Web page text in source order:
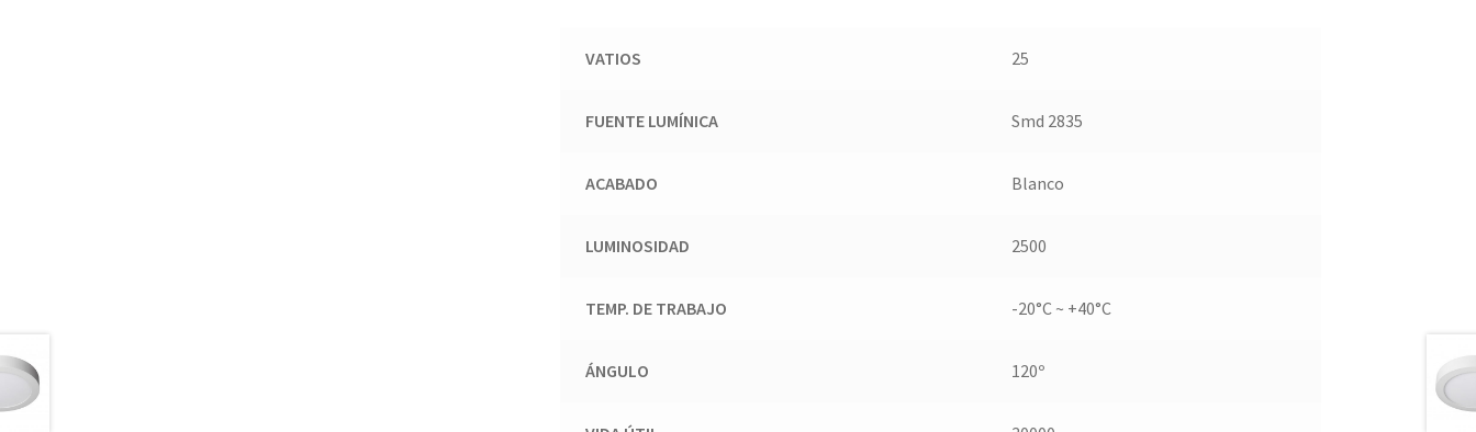
VATIOS 25
FUENTE LUMÍNICA Smd 2835
ACABADO Blanco
LUMINOSIDAD 2500
TEMP. DE TRABAJO -20°C ~ +40°C
ÁNGULO 120º